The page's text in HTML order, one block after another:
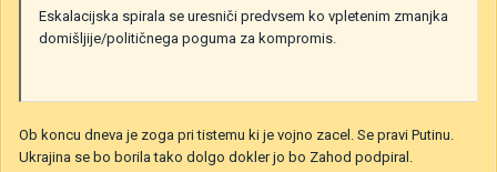
Eskalacijska spirala se uresniči predvsem ko vpletenim zmanjka
domišljije/političnega poguma za kompromis.
Ob koncu dneva je zoga pri tistemu ki je vojno zacel. Se pravi Putinu.
Ukrajina se bo borila tako dolgo dokler jo bo Zahod podpiral.